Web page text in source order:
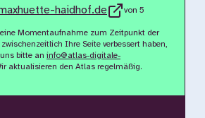
haidhof.de von 5
Momentaufnahme zum Zeitpunkt der
Ihre Seite verbessert haben,
bitte an info@atlas-digitale-
aktualisieren den Atlas regelmäßig.